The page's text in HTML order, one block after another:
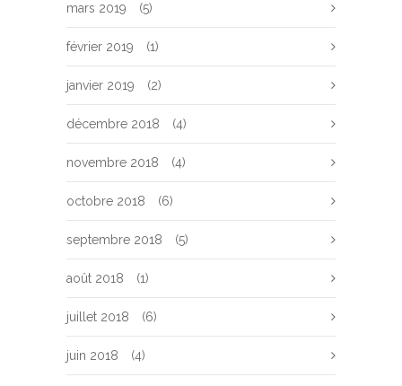
mars 2019 (5)
février 2019 (1)
janvier 2019 (2)
décembre 2018 (4)
novembre 2018 (4)
octobre 2018 (6)
septembre 2018 (5)
août 2018 (1)
juillet 2018 (6)
juin 2018 (4)